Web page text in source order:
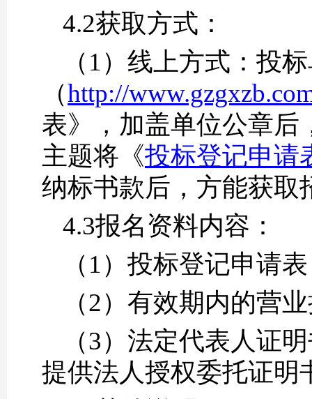
4.2获取方式：
（1）线上方式：投
（http://
表》，加盖单位公章后
主题将《投标登记申请
纳标书款后，方能获取
4.3报名资料内容：
（1）投标登记申请
（2）有效期内的营
（3）法定代表人证
提供法人授权委托证明